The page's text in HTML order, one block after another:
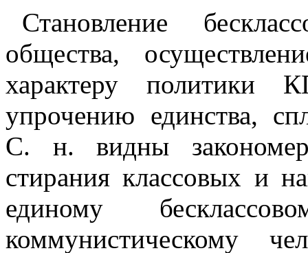
Становление
общества,
характеру политики
упрочению единства,
С. н. видны
стирания классовых и
единому
коммунистическому